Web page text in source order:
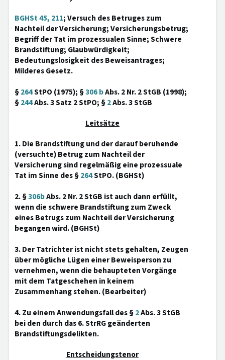
BGHSt 45, 211; Versuch des Betruges zum
Nachteil der Versicherung; Versicherungsbetrug;
Begriff der Tat im prozessualen Sinne; Schwere
Brandstiftung; Glaubwürdigkeit;
Bedeutungslosigkeit des Beweisantrages;
Milderes Gesetz.
§264StPO (1975); §306 bAbs. 2 Nr. 2 StGB (1998);
§244Abs. 3 Satz 2 StPO; §2Abs. 3 StGB
Leitsätze
1. Die Brandstiftung und der darauf beruhende
(versuchte) Betrug zum Nachteil der
Versicherung sind regelmäßig eine prozessuale
Tat im Sinne des §264StPO. (BGHSt)
2. §306bAbs. 2 Nr. 2 StGB ist auch dann erfüllt,
wenn die schwere Brandstiftung zum Zweck
eines Betrugs zum Nachteil der Versicherung
begangen wird. (BGHSt)
3. Der Tatrichter ist nicht stets gehalten, Zeugen
über mögliche Lügen einer Beweisperson zu
vernehmen, wenn die behaupteten Vorgänge
mit dem Tatgeschehen in keinem
Zusammenhang stehen. (Bearbeiter)
4. Zu einem Anwendungsfall des §2Abs. 3 StGB
bei den durch das 6. StrRG geänderten
Brandstiftungsdelikten.
Entscheidungstenor